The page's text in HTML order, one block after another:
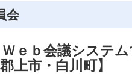
会
ｅｂ会議システ
上市・白川町】